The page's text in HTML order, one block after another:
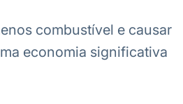
combustível e causar
economia significativa